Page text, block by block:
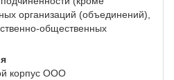
организаций (объединений),
общественных
корпус ООО